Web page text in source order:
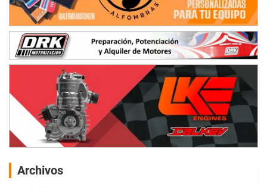
Archivos